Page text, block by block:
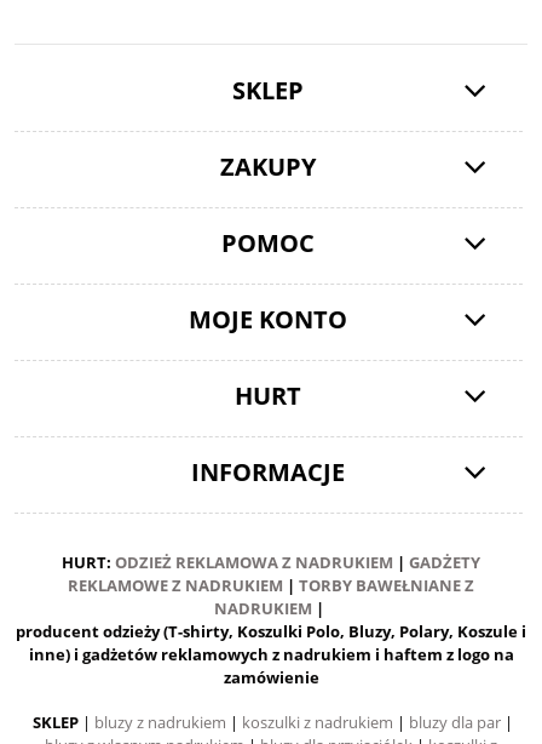
SKLEP
ZAKUPY
POMOC
MOJE KONTO
HURT
INFORMACJE
HURT: ODZIEŻ REKLAMOWA Z NADRUKIEM | GADŻETY
REKLAMOWE Z NADRUKIEM | TORBY BAWEŁNIANE Z
NADRUKIEM |
producent odzieży (T-shirty, Koszulki Polo, Bluzy, Polary, Koszule i
inne) i gadżetów reklamowych z nadrukiem i haftem z logo na
zamówienie
SKLEP | bluzy z nadrukiem | koszulki z nadrukiem | bluzy dla par |